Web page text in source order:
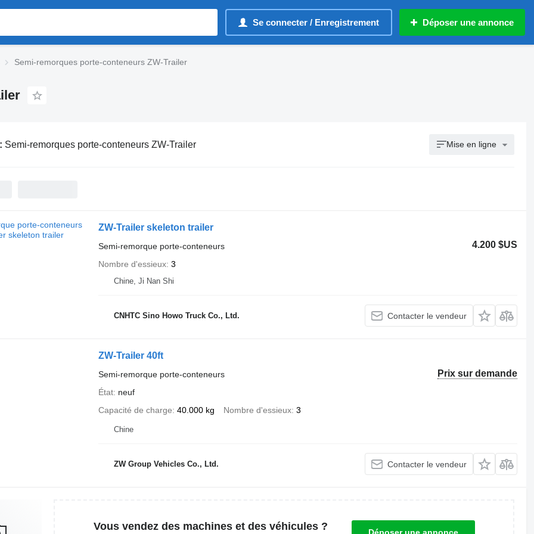
Se connecter / Enregistrement Déposer une annonce
Semi-remorques porte-conteneurs ZW-Trailer
Semi-remorques porte-conteneurs ZW-Trailer Mise en ligne
ZW-Trailer skeleton trailer
4.200 $US
Semi-remorque porte-conteneurs
Nombre d'essieux 3
Chine, Ji Nan Shi
CNHTC Sino Howo Truck Co., Ltd. Contacter le vendeur
ZW-Trailer 40ft
Prix sur demande
Semi-remorque porte-conteneurs
État neuf
Capacité de charge 40.000 kg Nombre d'essieux 3
Chine
ZW Group Vehicles Co., Ltd. Contacter le vendeur
Vous vendez des machines et des véhicules ?